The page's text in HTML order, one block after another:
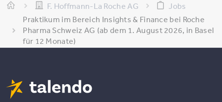
F. Hoffmann-La Roche AG
Jobs
Praktikum im Bereich Insights & Finance bei Roche
Pharma Schweiz AG (ab dem 1. August 2026, in Basel
für 12 Monate)